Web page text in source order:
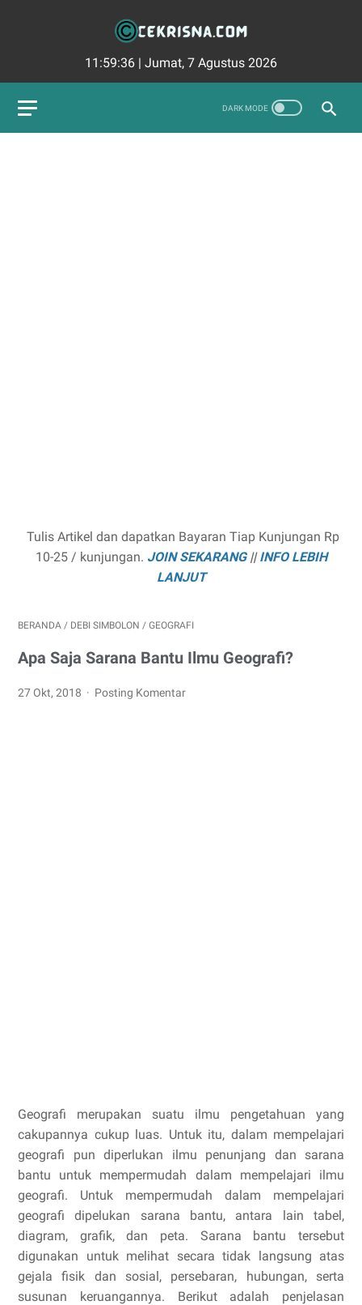
11:59:37 | Jumat, 7 Agustus 2026
Tulis Artikel dan dapatkan Bayaran Tiap Kunjungan Rp
10-25 / kunjungan. JOIN SEKARANG||INFO LEBIH
LANJUT
BERANDA / DEBI SIMBOLON / GEOGRAFI
Apa Saja Sarana Bantu Ilmu Geografi?
27 Okt, 2018 Posting Komentar
Geografi merupakan suatu ilmu pengetahuan yang
cakupannya cukup luas. Untuk itu, dalam mempelajari
geografi pun diperlukan ilmu penunjang dan sarana
bantu untuk mempermudah dalam mempelajari ilmu
geografi. Untuk mempermudah dalam mempelajari
geografi dipelukan sarana bantu, antara lain tabel,
diagram, grafik, dan peta. Sarana bantu tersebut
digunakan untuk melihat secara tidak langsung atas
gejala fisik dan sosial, persebaran, hubungan, serta
susunan keruangannya. Berikut adalah penjelasan